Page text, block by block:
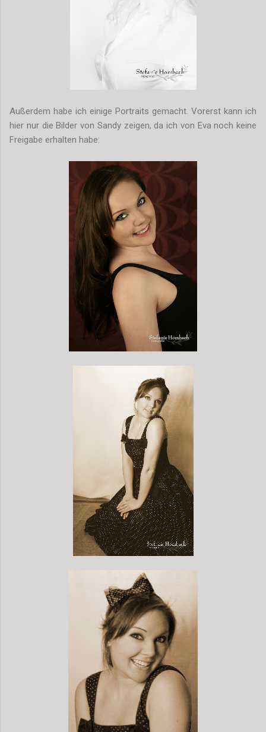
Außerdem habe ich einige Portraits gemacht. Vorerst kann ich
hier nur die Bilder von Sandy zeigen, da ich von Eva noch keine
Freigabe erhalten habe: